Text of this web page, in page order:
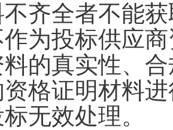
齐全者不能
为投标供应
的真实性、
格证明材料
无效处理。